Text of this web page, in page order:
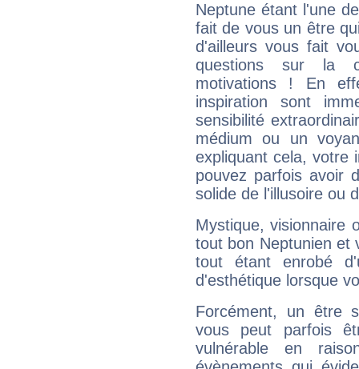
Neptune étant l'une
fait de vous un être
d'ailleurs vous fait
questions sur la
motivations ! En
inspiration sont
sensibilité
médium ou un
expliquant cela, votre
pouvez parfois avoir
solide de l'illusoire ou
Mystique, visionnaire
tout bon Neptunien et
tout étant enrobé
d'esthétique lorsque
Forcément, un être
vous peut parfois
vulnérable en